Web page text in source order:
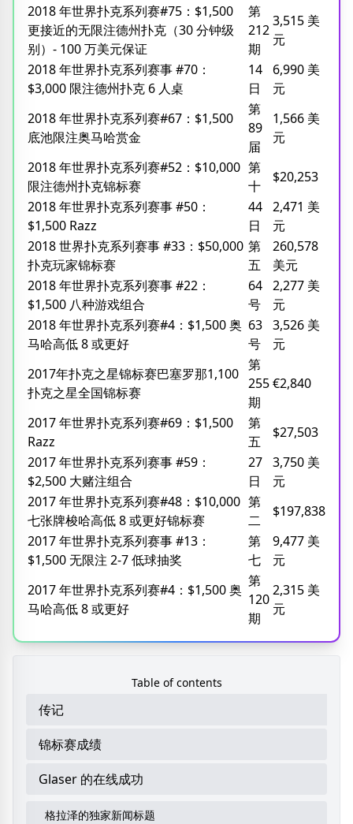
2018 年世界扑克系列赛#75：$1,500
更接近的无限注德州扑克（30 分钟级
别）- 100 万美元保证
第
212
期
3,515 美
元
2018 年世界扑克系列赛事 #70：
$3,000 限注德州扑克 6 人桌
14
日
6,990 美
元
2018 年世界扑克系列赛#67：$1,500
底池限注奥马哈赏金
第
89
届
1,566 美
元
2018 年世界扑克系列赛#52：$10,000
限注德州扑克锦标赛
第
十
$20,253
2018 年世界扑克系列赛事 #50：
$1,500 Razz
44
日
2,471 美
元
2018 世界扑克系列赛事 #33：$50,000
扑克玩家锦标赛
第
五
260,578
美元
2018 年世界扑克系列赛事 #22：
$1,500 八种游戏组合
64
号
2,277 美
元
2018 年世界扑克系列赛#4：$1,500 奥
马哈高低 8 或更好
63
号
3,526 美
元
2017年扑克之星锦标赛巴塞罗那1,100
扑克之星全国锦标赛
第
255
期
€2,840
2017 年世界扑克系列赛#69：$1,500
Razz
第
五
$27,503
2017 年世界扑克系列赛事 #59：
$2,500 大赌注组合
27
日
3,750 美
元
2017 年世界扑克系列赛#48：$10,000
七张牌梭哈高低 8 或更好锦标赛
第
二
$197,838
2017 年世界扑克系列赛事 #13：
$1,500 无限注 2-7 低球抽奖
第
七
9,477 美
元
2017 年世界扑克系列赛#4：$1,500 奥
马哈高低 8 或更好
第
120
期
2,315 美
元
Table of contents
传记
锦标赛成绩
Glaser 的在线成功
格拉泽的独家新闻标题